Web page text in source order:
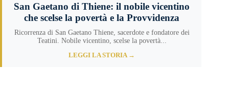
San Gaetano di Thiene: il nobile vicentino
che scelse la povertà e la Provvidenza
Ricorrenza di San Gaetano Thiene, sacerdote e fondatore dei
Teatini. Nobile vicentino, scelse la povertà...
LEGGI LA STORIA →